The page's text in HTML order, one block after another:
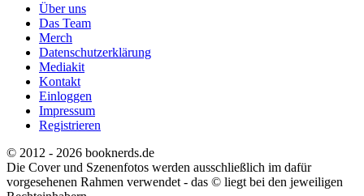
Über uns
Das Team
Merch
Datenschutzerklärung
Mediakit
Kontakt
Einloggen
Impressum
Registrieren
© 2012 - 2026 booknerds.de
Die Cover und Szenenfotos werden ausschließlich im dafür
vorgesehenen Rahmen verwendet - das © liegt bei den jeweiligen